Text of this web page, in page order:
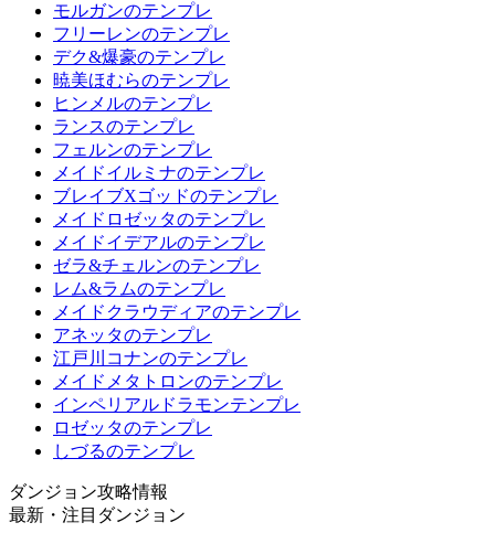
モルガンのテンプレ
フリーレンのテンプレ
デク&爆豪のテンプレ
暁美ほむらのテンプレ
ヒンメルのテンプレ
ランスのテンプレ
フェルンのテンプレ
メイドイルミナのテンプレ
ブレイブXゴッドのテンプレ
メイドロゼッタのテンプレ
メイドイデアルのテンプレ
ゼラ&チェルンのテンプレ
レム&ラムのテンプレ
メイドクラウディアのテンプレ
アネッタのテンプレ
江戸川コナンのテンプレ
メイドメタトロンのテンプレ
インペリアルドラモンテンプレ
ロゼッタのテンプレ
しづるのテンプレ
ダンジョン攻略情報
最新・注目ダンジョン